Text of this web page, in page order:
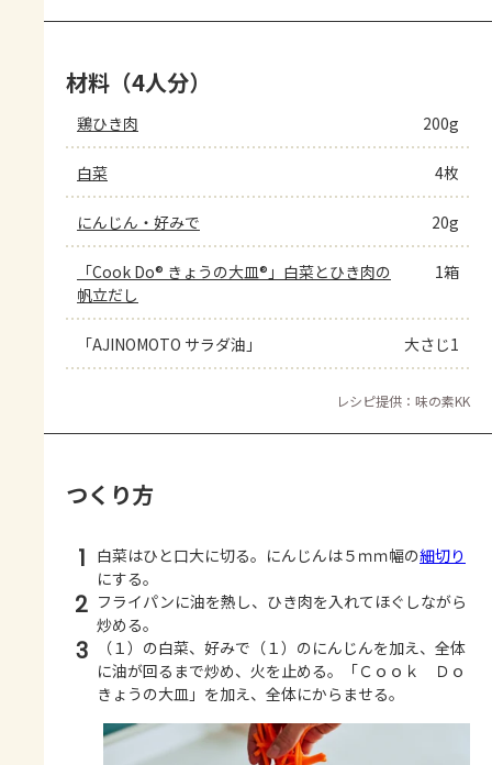
材料（4人分）
鶏ひき肉 200g
白菜 4枚
にんじん・好みで 20g
「Cook Do® きょうの大皿®」白菜とひき肉の
帆立だし
1箱
「AJINOMOTO サラダ油」 大さじ1
レシピ提供：味の素KK
つくり方
1 白菜はひと口大に切る。にんじんは５ｍｍ幅の細切り
にする。
2 フライパンに油を熱し、ひき肉を入れてほぐしながら
炒める。
3
（１）の白菜、好みで（１）のにんじんを加え、全体
に油が回るまで炒め、火を止める。「Ｃｏｏｋ Ｄｏ
きょうの大皿」を加え、全体にからませる。